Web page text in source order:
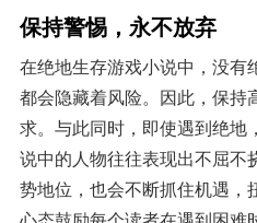
保持警惕，永不放弃
在绝地生存游戏小说中，没有
都会隐藏着风险。因此，保持
求。与此同时，即使遇到绝地
说中的人物往往表现出不屈不
势地位，也会不断抓住机遇，